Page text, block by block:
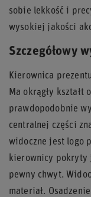
sobie lekkość i
wysokiej jakości
Szczegółowy
Kierownica
Ma okrągły kształt
prawdopodobnie
centralnej części
widoczne jest logo
kierownicy pokryty
pewny chwyt.
materiał.